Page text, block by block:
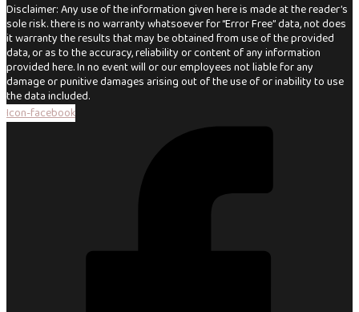
Disclaimer: Any use of the information given here is made at the reader’s
sole risk. there is no warranty whatsoever for “Error Free” data, not does
it warranty the results that may be obtained from use of the provided
data, or as to the accuracy, reliability or content of any information
provided here. In no event will or our employees not liable for any
damage or punitive damages arising out of the use of or inability to use
the data included.
Icon-facebook